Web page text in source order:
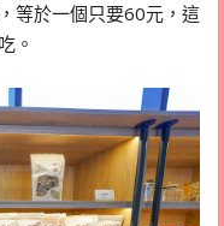
等於一個只要60元，這
。